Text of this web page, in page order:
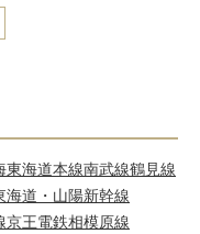
東海道本線南武線鶴見線
海道・山陽新幹線
京王電鉄相模原線